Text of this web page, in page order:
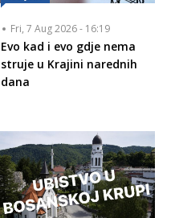
Fri, 7 Aug 2026 - 16:19
Evo kad i evo gdje nema
struje u Krajini narednih
dana